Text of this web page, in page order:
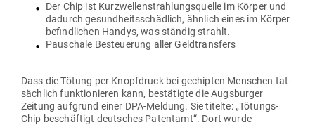
Der Chip ist Kurz­wel­len­strah­lungs­quelle im Körper und
dadurch gesund­heits­schädlich, ähnlich eines im Körper
befind­lichen Handys, was ständig strahlt.
Pau­schale Besteuerung aller Geldtransfers
Dass die Tötung per Knopf­druck bei gechipten Men­schen tat­
sächlich funk­tio­nieren kann, bestä­tigte die Augs­burger
Zeitung auf­grund einer DPA-Meldung. Sie titelte: „Tötungs-
Chip beschäftigt deut­sches Patentamt“. Dort wurde